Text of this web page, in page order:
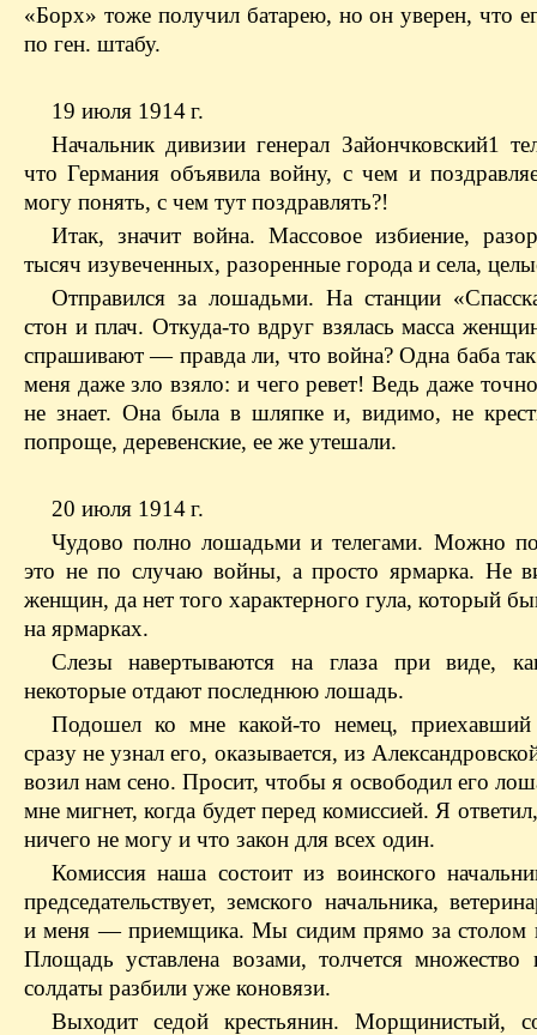
«Борх» тоже получил батарею, но он уверен, что
по ген. штабу.
19 июля 1914 г.
Начальник дивизии генерал Зайончковский1
что Германия объявила войну, с чем и
могу понять, с чем тут поздравлять?!
Итак, значит война. Массовое избиение,
тысяч изувеченных, разоренные города и села,
Отправился за лошадьми. На станции
стон и плач. Откуда-то вдруг взялась масса
спрашивают — правда ли, что война? Одна баба
меня даже зло взяло: и чего ревет! Ведь даже
не знает. Она была в шляпке и, видимо, не
попроще, деревенские, ее же утешали.
20 июля 1914 г.
Чудово полно лошадьми и телегами. Можно
это не по случаю войны, а просто ярмарка. Не
женщин, да нет того характерного гула, который
на ярмарках.
Слезы навертываются на глаза при виде,
некоторые отдают последнюю лошадь.
Подошел ко мне какой-то немец,
сразу не узнал его, оказывается, из
возил нам сено. Просит, чтобы я освободил его
мне мигнет, когда будет перед комиссией. Я
ничего не могу и что закон для всех один.
Комиссия наша состоит из воинского
председательствует, земского начальника,
и меня — приемщика. Мы сидим прямо за столом
Площадь уставлена возами, толчется множество
солдаты разбили уже коновязи.
Выходит седой крестьянин. Морщинистый,